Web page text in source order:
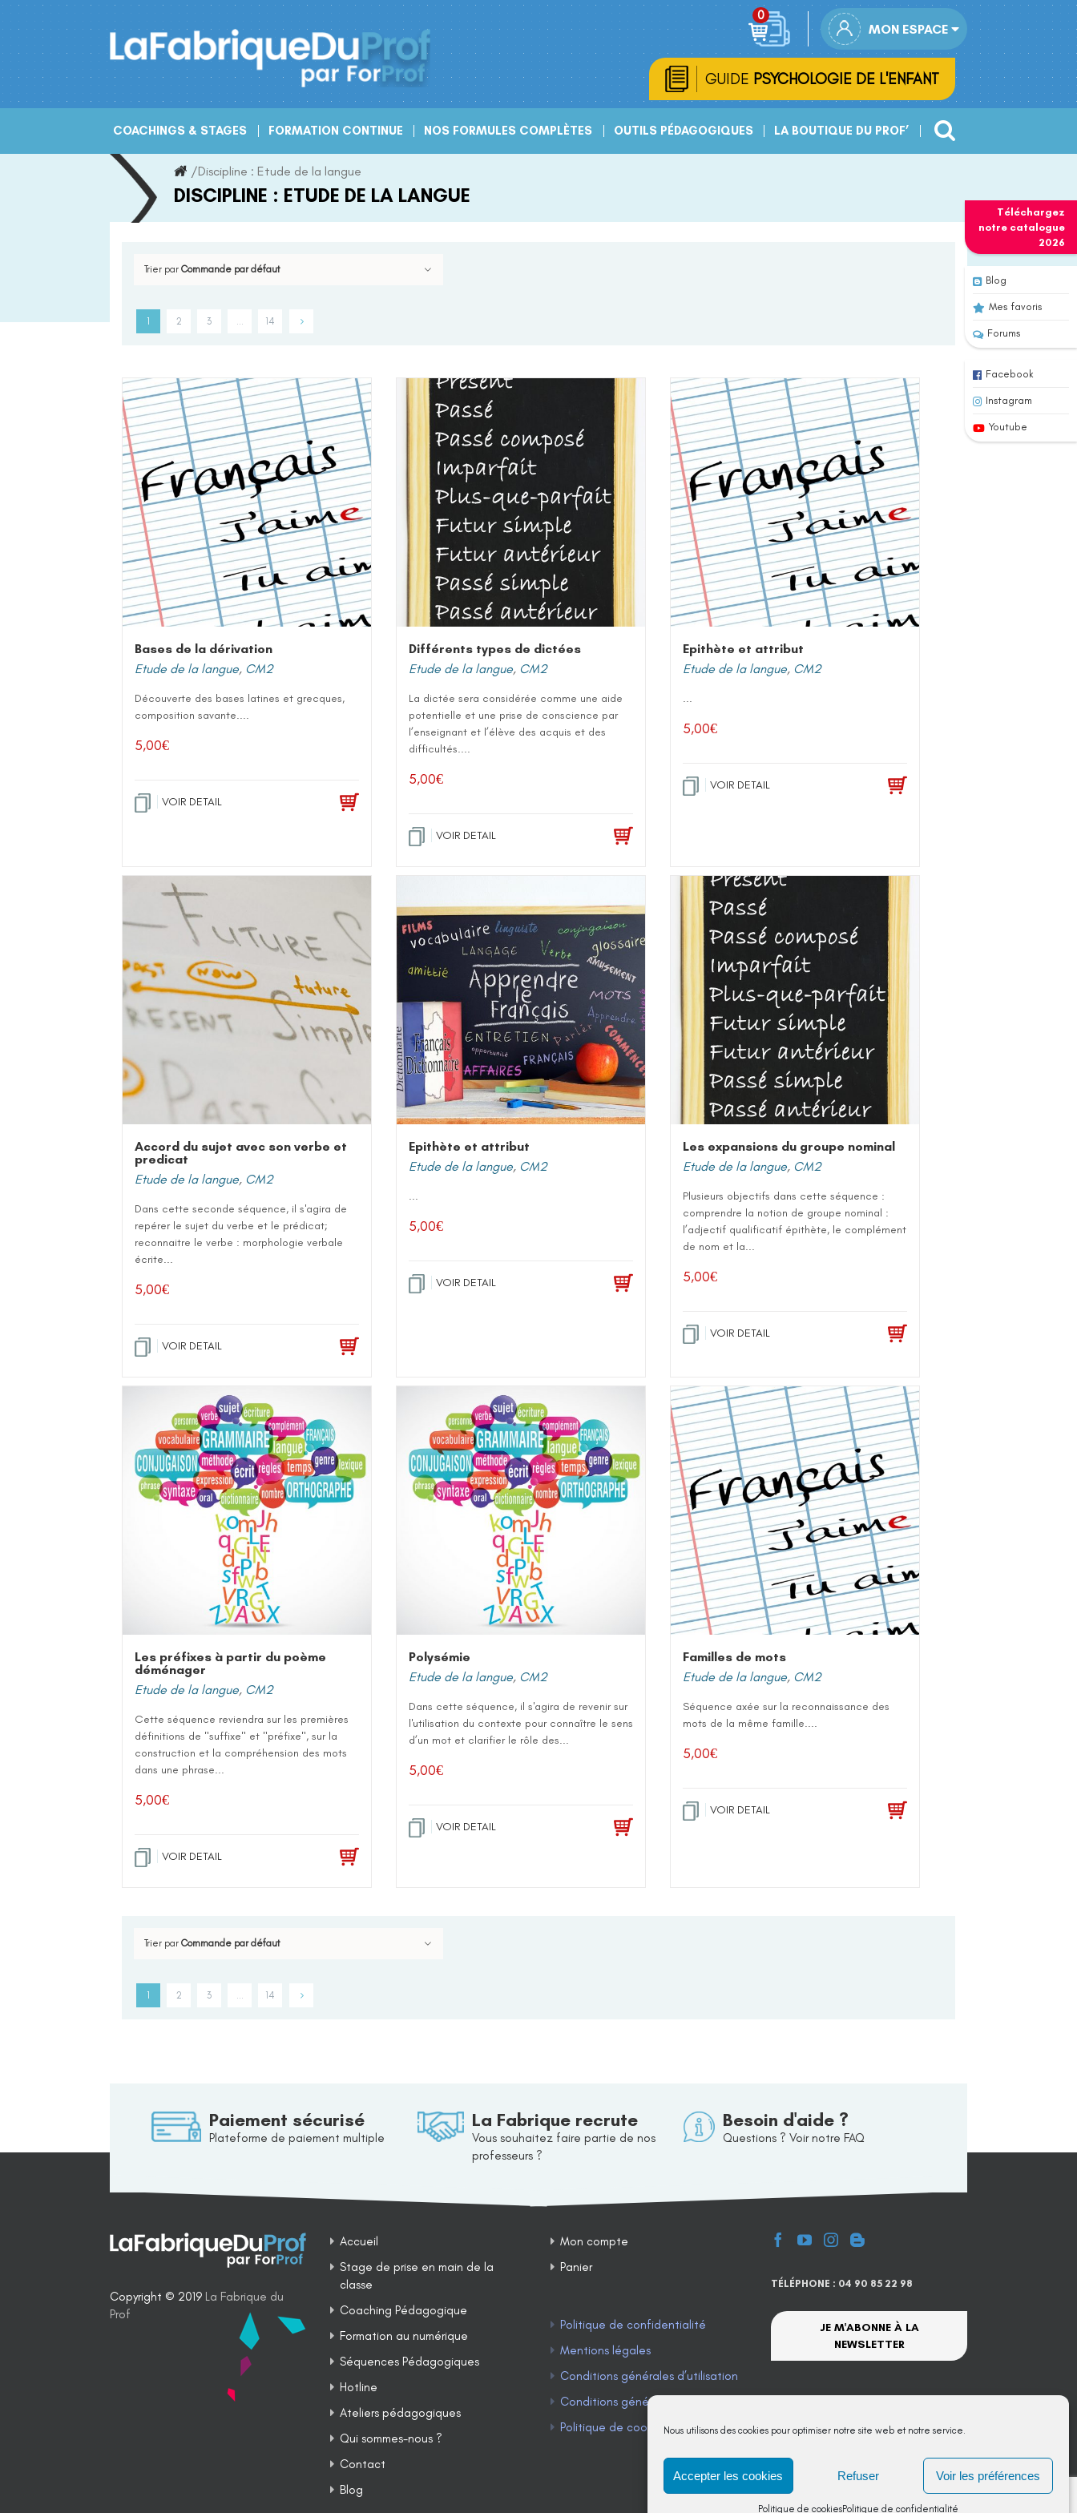
Nous utilisons des cookies pour optimiser notre site web et notre service.
Accepter les cookies Refuser Voir les préférences
Politique de cookiesPolitique de confidentialité
Téléchargez
notre catalogue
2026
Blog
Mes favoris
Forums
Facebook
Instagram
Youtube
Skip
to
MON ESPACE
GUIDE PSYCHOLOGIE DE L'ENFANT
COACHINGS & STAGES FORMATION CONTINUE NOS FORMULES COMPLÈTES OUTILS PÉDAGOGIQUES LA BOUTIQUE DU PROF’
/Discipline : Etude de la langue
DISCIPLINE : ETUDE DE LA LANGUE
Trier par Commande par défaut
1 2 3 … 14
Bases de la dérivation
Etude de la langue, CM2
Découverte des bases latines et grecques,
composition savante....
5,00€
VOIR DETAIL
Différents types de dictées
Etude de la langue, CM2
La dictée sera considérée comme une aide
potentielle et une prise de conscience par
l’enseignant et l’élève des acquis et des
difficultés....
5,00€
VOIR DETAIL
Epithète et attribut
Etude de la langue, CM2
...
5,00€
VOIR DETAIL
Accord du sujet avec son verbe et
predicat
Etude de la langue, CM2
Dans cette seconde séquence, il s'agira de
repérer le sujet du verbe et le prédicat;
reconnaitre le verbe : morphologie verbale
écrite...
5,00€
VOIR DETAIL
Epithète et attribut
Etude de la langue, CM2
...
5,00€
VOIR DETAIL
Les expansions du groupe nominal
Etude de la langue, CM2
Plusieurs objectifs dans cette séquence :
comprendre la notion de groupe nominal :
l’adjectif qualificatif épithète, le complément
de nom et la...
5,00€
VOIR DETAIL
Les préfixes à partir du poème
déménager
Etude de la langue, CM2
Cette séquence reviendra sur les premières
définitions de "suffixe" et "préfixe", sur la
construction et la compréhension des mots
dans une phrase...
5,00€
VOIR DETAIL
Polysémie
Etude de la langue, CM2
Dans cette séquence, il s'agira de revenir sur
l'utilisation du contexte pour connaître le sens
d’un mot et clarifier le rôle des...
5,00€
VOIR DETAIL
Familles de mots
Etude de la langue, CM2
Séquence axée sur la reconnaissance des
mots de la même famille....
5,00€
VOIR DETAIL
Trier par Commande par défaut
1 2 3 … 14
Paiement sécurisé
Plateforme de paiement multiple
La Fabrique recrute
Vous souhaitez faire partie de nos
professeurs ?
Besoin d'aide ?
Questions ? Voir notre FAQ
Copyright © 2019 La Fabrique du
Prof
Accueil
Stage de prise en main de la
classe
Coaching Pédagogique
Formation au numérique
Séquences Pédagogiques
Hotline
Ateliers pédagogiques
Qui sommes-nous ?
Contact
Blog
Mon compte
Panier
Politique de confidentialité
Mentions légales
Conditions générales d’utilisation
Conditions générales de vente
Politique de cookies (UE)
TÉLÉPHONE : 04 90 85 22 98
JE M'ABONNE À LA
NEWSLETTER